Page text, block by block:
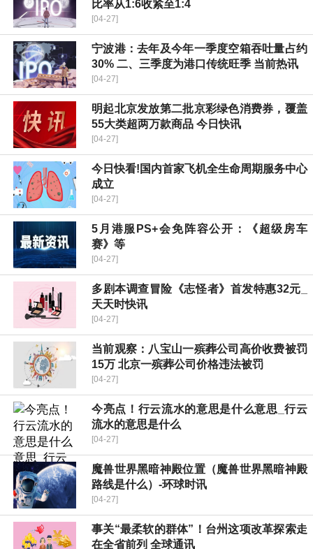
比率从1:6收紧至1:4
[04-27]
宁波港：去年及今年一季度空箱吞吐量占约
30% 二、三季度为港口传统旺季 当前热讯
[04-27]
明起北京发放第二批京彩绿色消费券，覆盖
55大类超两万款商品 今日快讯
[04-27]
今日快看!国内首家飞机全生命周期服务中心
成立
[04-27]
5月港服PS+会免阵容公开：《超级房车
赛》等
[04-27]
多剧本调查冒险《志怪者》首发特惠32元_
天天时快讯
[04-27]
当前观察：八宝山一殡葬公司高价收费被罚
15万 北京一殡葬公司价格违法被罚
[04-27]
今亮点！行云流水的意思是什么意思_行云
流水的意思是什么
[04-27]
魔兽世界黑暗神殿位置（魔兽世界黑暗神殿
路线是什么）-环球时讯
[04-27]
事关“最柔软的群体”！台州这项改革探索走
在全省前列 全球通讯